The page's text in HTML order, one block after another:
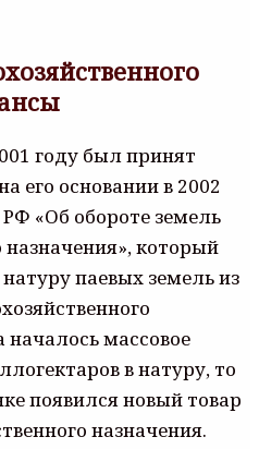
году был принят
его основании в 2002
«Об обороте земель
назначения», который
паевых земель из
началось массовое
в натуру, то
появился новый товар
назначения.